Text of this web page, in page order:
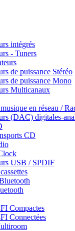
intégrés
- Tuners
de puissance Stéréo
de puissance Mono
Multicanaux
en réseau /
(DAC) digitales-
CD
USB / SPDIF
Compactes
Connectées